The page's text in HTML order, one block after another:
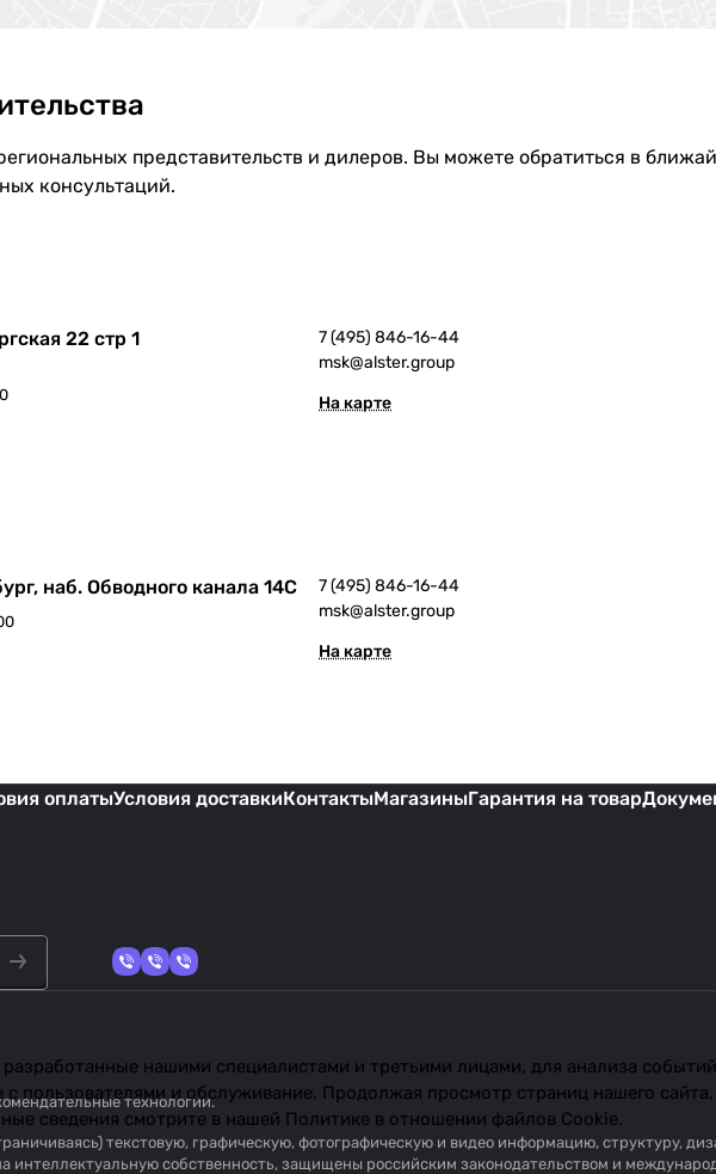
представительств и дилеров. Вы можете обратиться в
консультаций.
22 стр 1
7 (495) 846-16-44
msk@alster.group
На карте
наб. Обводного канала 14С
7 (495) 846-16-44
msk@alster.group
На карте
оплатыУсловия доставкиКонтактыМагазиныГарантия на товар
технологии.
текстовую, графическую, фотографическую и видео информацию, структуру,
интеллектуальную собственность, защищены российским законодательством и
нашими специалистами и третьими лицами, для анализа
с пользователями и обслуживание. Продолжая просмотр страниц нашего
сведения смотрите в нашей Политике в отношении файлов Cookie.